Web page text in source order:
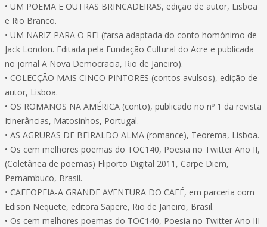
• UM POEMA E OUTRAS BRINCADEIRAS, edição de autor, Lisboa
e Rio Branco.
• UM NARIZ PARA O REI (farsa adaptada do conto homónimo de
Jack London. Editada pela Fundação Cultural do Acre e publicada
no jornal A Nova Democracia, Rio de Janeiro).
• COLECÇÃO MAIS CINCO PINTORES (contos avulsos), edição de
autor, Lisboa.
• OS ROMANOS NA AMÉRICA (conto), publicado no nº 1 da revista
Itinerâncias, Matosinhos, Portugal.
• AS AGRURAS DE BEIRALDO ALMA (romance), Teorema, Lisboa.
• Os cem melhores poemas do TOC140, Poesia no Twitter Ano II,
(Coletânea de poemas) Fliporto Digital 2011, Carpe Diem,
Pernambuco, Brasil.
• CAFEOPEIA-A GRANDE AVENTURA DO CAFÉ, em parceria com
Edison Nequete, editora Sapere, Rio de Janeiro, Brasil.
• Os cem melhores poemas do TOC140, Poesia no Twitter Ano III